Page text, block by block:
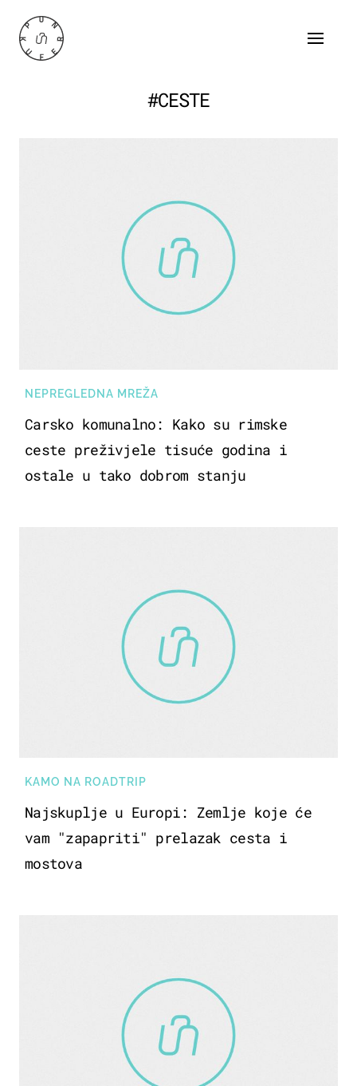
#CESTE
NEPREGLEDNA MREŽA
Carsko komunalno: Kako su rimske
ceste preživjele tisuće godina i
ostale u tako dobrom stanju
KAMO NA ROADTRIP
Najskuplje u Europi: Zemlje koje će
vam "zapapriti" prelazak cesta i
mostova